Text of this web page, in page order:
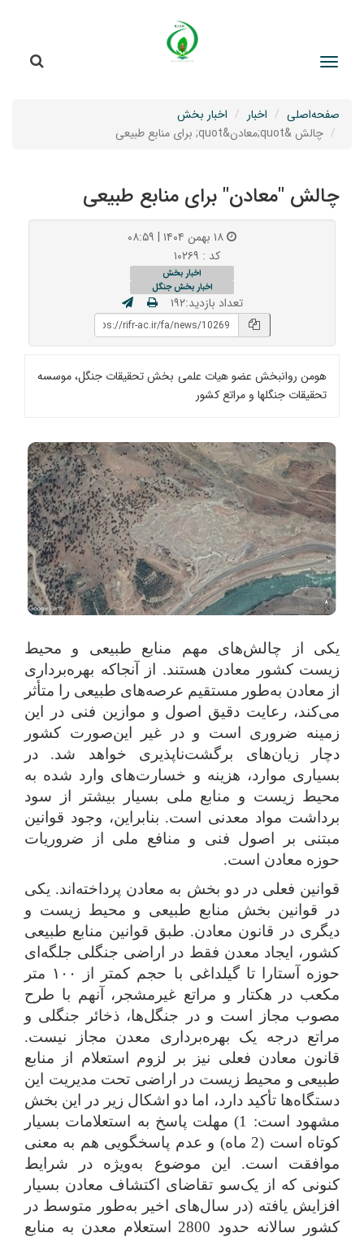
صفحه‌اصلی اخبار
اخبار بخش
چالش &quot;معادن&quot; برای منابع طبیعی
چالش "معادن" برای منابع طبیعی
کد : ۱۰۲۶۹
اخبار بخش
اخبار بخش جنگل
تعداد بازدید:۱۹۲
هومن روانبخش عضو هیات علمی بخش تحقیقات جنگل، موسسه
تحقیقات جنگلها و مراتع کشور
یکی از چالش‌های مهم منابع طبیعی و محیط
زیست کشور معادن هستند. از آنجاکه بهره‌برداری
از معادن به‌طور مستقیم عرصه‌های طبیعی را متأثر
می‌کند، رعایت دقیق اصول و موازین فنی در این
زمینه ضروری است و در غیر این‌صورت کشور
دچار زیان‌های برگشت‌ناپذیری خواهد شد. در
بسیاری موارد، هزینه و خسارت‌های وارد شده به
محیط زیست و منابع ملی بسیار بیشتر از سود
برداشت مواد معدنی است. بنابراین، وجود قوانین
مبتنی بر اصول فنی و منافع ملی از ضروریات
حوزه معادن است.
قوانین فعلی در دو بخش به معادن پرداخته‌اند. یکی
در قوانین بخش منابع طبیعی و محیط زیست و
دیگری در قانون معادن. طبق قوانین منابع طبیعی
کشور، ایجاد معدن فقط در اراضی جنگلی جلگه‌ای
حوزه آستارا تا گیلداغی با حجم کمتر از ۱۰۰ متر
مکعب در هکتار و مراتع غیرمشجر، آنهم با طرح
مصوب مجاز است و در جنگل‌ها، ذخائر جنگلی و
مراتع درجه یک بهره‌برداری معدن مجاز نیست.
قانون معادن فعلی نیز بر لزوم استعلام از منابع
طبیعی و محیط زیست در اراضی تحت مدیریت این
دستگاه‌ها تأکید دارد، اما دو اشکال زیر در این بخش
مشهود است: 1) مهلت پاسخ به استعلامات بسیار
کوتاه است (2 ماه) و عدم پاسخگویی هم به معنی
موافقت است. این موضوع به‌ویژه در شرایط
کنونی که از یک‌سو تقاضای اکتشاف معادن بسیار
افزایش یافته (در سال‌های اخیر به‌طور متوسط در
کشور سالانه حدود 2800 استعلام معدن به منابع